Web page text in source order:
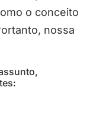
o conceito
nossa